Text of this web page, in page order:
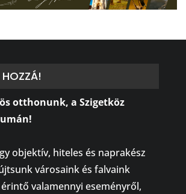
otthonunk, a Szigetköz
objektív, hiteles és naprakész
városaink és falvaink
valamennyi eseményről,